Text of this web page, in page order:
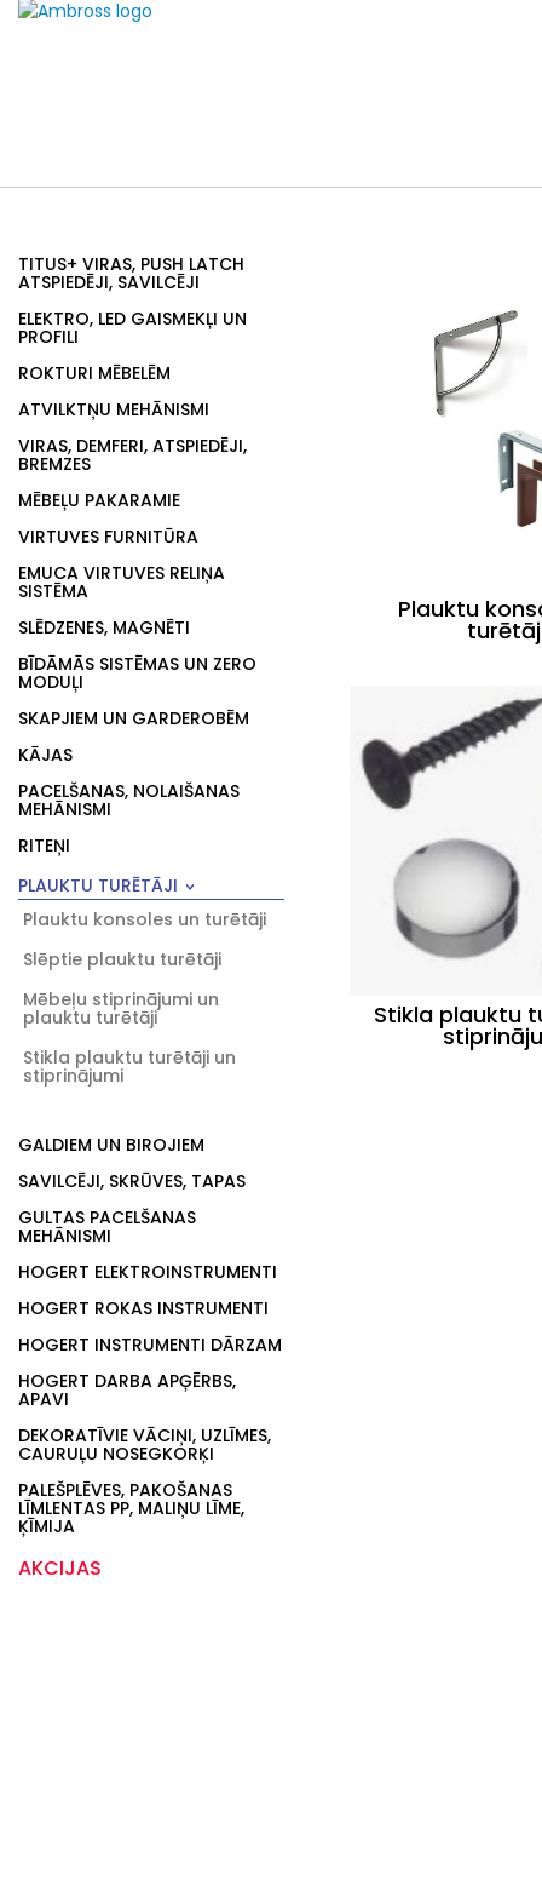
TITUS+ VIRAS, PUSH LATCH
ATSPIEDĒJI, SAVILCĒJI
ELEKTRO, LED GAISMEKĻI UN
PROFILI
ROKTURI MĒBELĒM
ATVILKTŅU MEHĀNISMI
VIRAS, DEMFERI, ATSPIEDĒJI,
BREMZES
MĒBEĻU PAKARAMIE
VIRTUVES FURNITŪRA
EMUCA VIRTUVES RELIŅA
SISTĒMA
SLĒDZENES, MAGNĒTI
BĪDĀMĀS SISTĒMAS UN ZERO
MODUĻI
SKAPJIEM UN GARDEROBĒM
KĀJAS
PACELŠANAS, NOLAIŠANAS
MEHĀNISMI
RITEŅI
PLAUKTU TURĒTĀJI
Plauktu konsoles un turētāji
Slēptie plauktu turētāji
Mēbeļu stiprinājumi un
plauktu turētāji
Stikla plauktu turētāji un
stiprinājumi
GALDIEM UN BIROJIEM
SAVILCĒJI, SKRŪVES, TAPAS
GULTAS PACELŠANAS
MEHĀNISMI
HOGERT ELEKTROINSTRUMENTI
HOGERT ROKAS INSTRUMENTI
HOGERT INSTRUMENTI DĀRZAM
HOGERT DARBA APĢĒRBS,
APAVI
DEKORATĪVIE VĀCIŅI, UZLĪMES,
CAURUĻU NOSEGKORĶI
PALEŠPLĒVES, PAKOŠANAS
LĪMLENTAS PP, MALIŅU LĪME,
ĶĪMIJA
AKCIJAS
Plauktu
Stikla plauktu